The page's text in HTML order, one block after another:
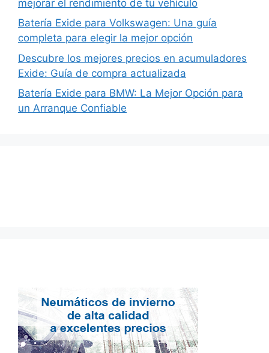
mejorar el rendimiento de tu vehículo
Batería Exide para Volkswagen: Una guía
completa para elegir la mejor opción
Descubre los mejores precios en acumuladores
Exide: Guía de compra actualizada
Batería Exide para BMW: La Mejor Opción para
un Arranque Confiable